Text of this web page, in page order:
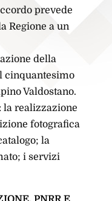
prevede
Regione a un
della
cinquantesimo
Valdostano.
la realizzazione
fotografica
la
i servizi